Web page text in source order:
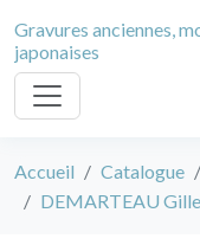
Gravures anciennes,
japonaises
Accueil Catalogue
DEMARTEAU